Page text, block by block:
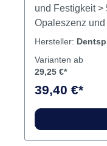
und Festigkeit >
Opaleszenz
Kantenstabilität)
schnelle
vereinfachtes
Hersteller:
Varianten ab
29,25 €*
39,40 €*